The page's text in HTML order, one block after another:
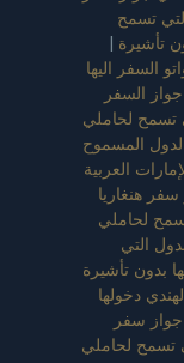
تسمح
تأشيرة |
السفر اليها
السفر
تسمح لحاملي
المسموح
العربية
هنغاريا
لحاملي
التي
بدون تأشيرة
دخولها
سفر
تسمح لحاملي